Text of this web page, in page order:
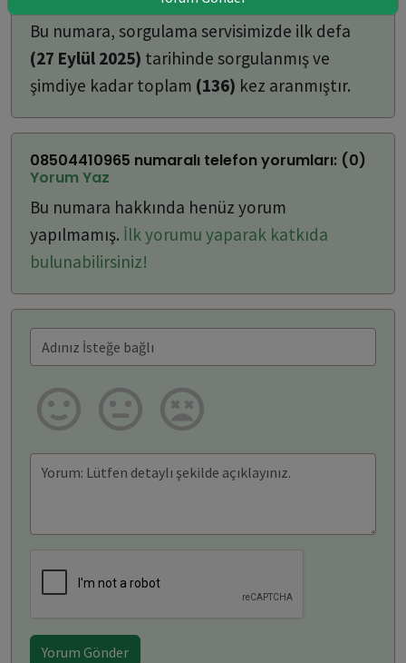
Bu numara, sorgulama servisimizde ilk defa
(27 Eylül 2025) tarihinde sorgulanmış ve
şimdiye kadar toplam (136) kez aranmıştır.
08504410965 numaralı telefon yorumları: (0)
Yorum Yaz
Bu numara hakkında henüz yorum
yapılmamış. İlk yorumu yaparak katkıda
bulunabilirsiniz!
Yorum Gönder